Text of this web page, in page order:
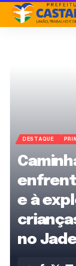
DESTAQUE
e à
no